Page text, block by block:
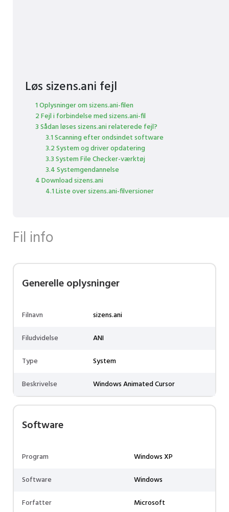
Løs sizens.ani fejl
1 Oplysninger om sizens.ani-filen
2 Fejl i forbindelse med sizens.ani-fil
3 Sådan løses sizens.ani relaterede fejl?
3.1 Scanning efter ondsindet software
3.2 System og driver opdatering
3.3 System File Checker-værktøj
3.4 Systemgendannelse
4 Download sizens.ani
4.1 Liste over sizens.ani-filversioner
Fil info
Generelle oplysninger
Filnavn
sizens.ani
Filudvidelse
ANI
Type
System
Beskrivelse
Windows Animated Cursor
Software
Program
Windows XP
Software
Windows
Forfatter
Microsoft